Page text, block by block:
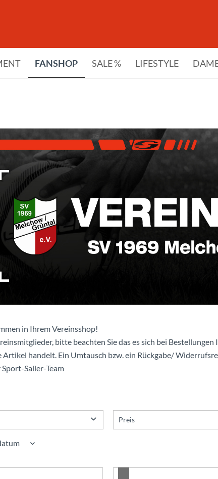
FANSHOP SALE % LIFESTYLE
in Ihrem Vereinsshop!
bitte beachten Sie das es sich bei
handelt. Ein Umtausch bzw. ein Rückgabe/
Saller-Team
Preis